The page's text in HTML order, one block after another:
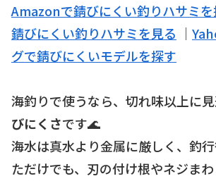
Amazonで錆びにくい釣りハサミを
錆びにくい釣りハサミを見る ｜
グで錆びにくいモデルを探す
海釣りで使うなら、切れ味以上に
びにくさです🌊
海水は真水より金属に厳しく、釣
ただけでも、刃の付け根やネジま